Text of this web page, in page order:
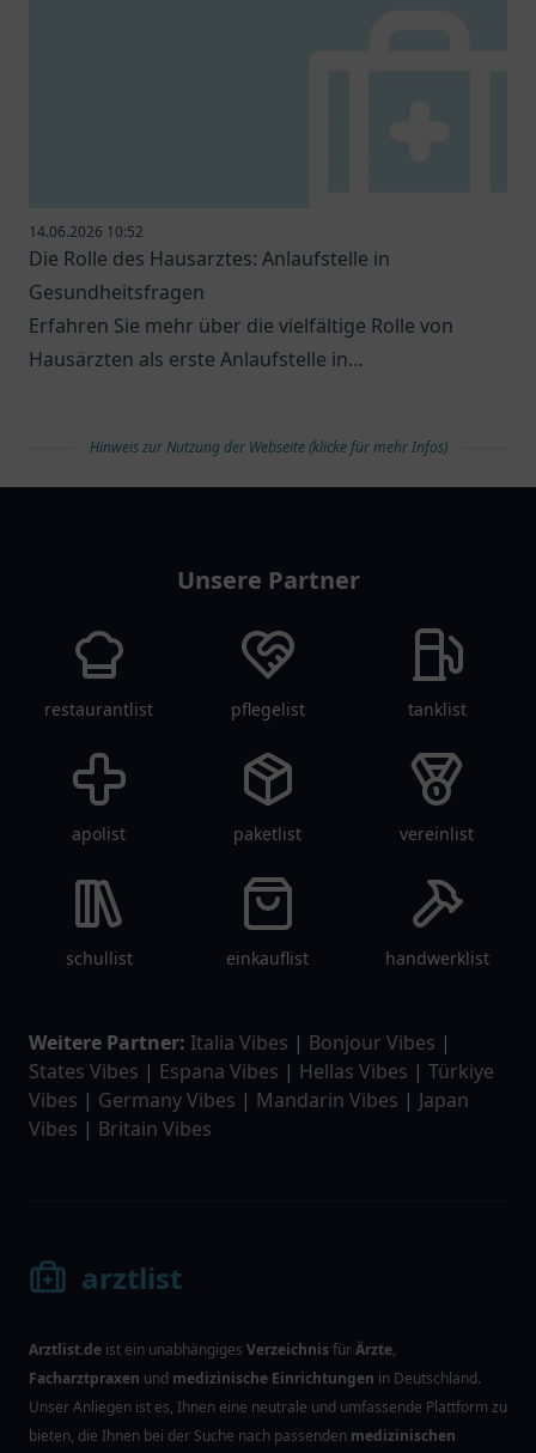
14.06.2026 10:52
Die Rolle des Hausarztes: Anlaufstelle in
Gesundheitsfragen
Erfahren Sie mehr über die vielfältige Rolle von
Hausärzten als erste Anlaufstelle in
Hinweis zur Nutzung der Webseite (klicke für mehr Infos)
Unsere Partner
restaurantlist pflegelist tanklist
apolist paketlist vereinlist
schullist einkauflist handwerklist
Weitere Partner: Italia Vibes | Bonjour Vibes |
States Vibes | Espana Vibes | Hellas Vibes | Türkiye
Vibes | Germany Vibes | Mandarin Vibes | Japan
Vibes | Britain Vibes
arztlist
Arztlist.de ist ein unabhängiges VerzeichnisfürÄrzte,
Facharztpraxen und medizinische Einrichtungen in Deutschland.
Unser Anliegen ist es, Ihnen eine neutrale und umfassende Plattform zu
bieten, die Ihnen bei der Suche nach passenden medizinischen